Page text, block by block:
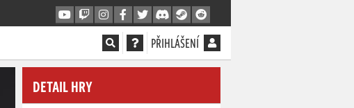
PŘIHLÁŠENÍ
DETAIL HRY